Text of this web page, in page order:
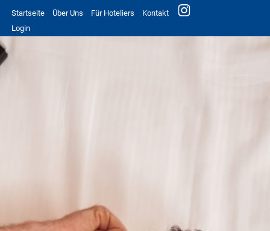
Startseite Über Uns Für Hoteliers
Kontakt
Login